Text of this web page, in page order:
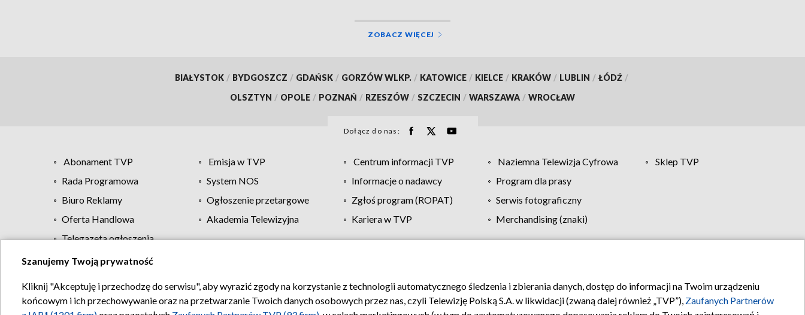
ZOBACZ WIĘCEJ
BIAŁYSTOK / BYDGOSZCZ / GDAŃSK / GORZÓW WLKP. / KATOWICE / KIELCE / KRAKÓW / LUBLIN / ŁÓDŹ /
OLSZTYN / OPOLE / POZNAŃ / RZESZÓW / SZCZECIN / WARSZAWA / WROCŁAW
Dołącz do nas:
Abonament TVP Emisja w TVP Centrum informacji TVP Naziemna Telewizja Cyfrowa
Sklep TVP
Rada Programowa
System NOS Informacje o nadawcy
Program dla prasy
Biuro Reklamy
Ogłoszenie przetargowe Zgłoś program (ROPAT)
Serwis fotograficzny
Oferta Handlowa
Akademia Telewizyjna Kariera w TVP
Merchandising (znaki)
Telegazeta ogłoszenia
Regulamin TVP Polityka prywatności Moje zgody Pomoc Biuro reklamy Kontakt
Szanujemy Twoją prywatność
Kliknij "Akceptuję i przechodzę do serwisu", aby wyrazić zgody na korzystanie z technologii automatycznego śledzenia i zbierania danych, dostęp do informacji na Twoim urządzeniu
końcowym i ich przechowywanie oraz na przetwarzanie Twoich danych osobowych przez nas, czyli Telewizję Polską S.A. w likwidacji (zwaną dalej również „TVP”), Zaufanych Partnerów